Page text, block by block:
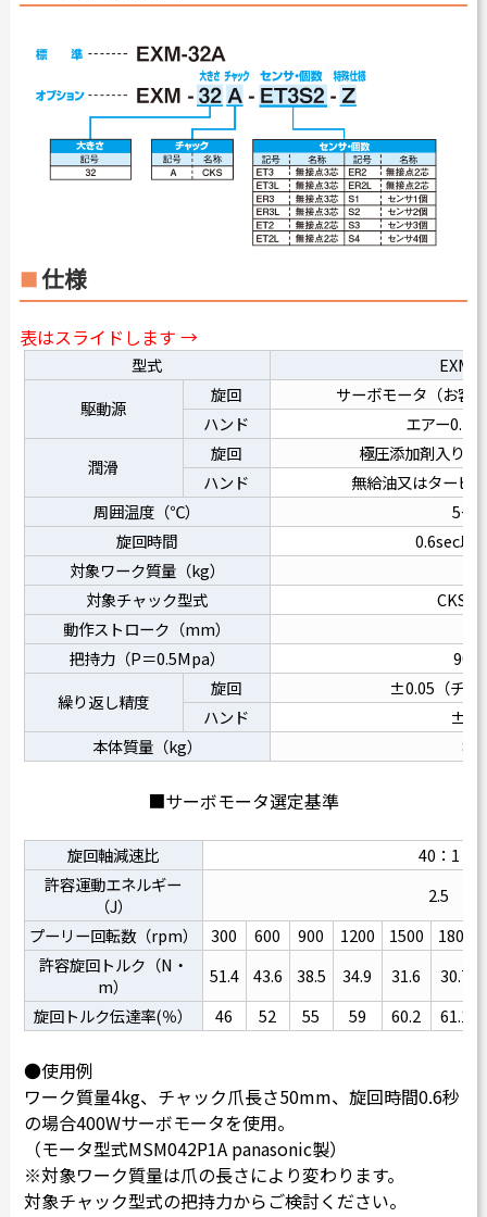
仕様
表はスライドします →
型式
EXM-
駆動源
旋回
サーボモータ（お客
ハンド
エアー0.2
潤滑
旋回
極圧添加剤入り潤
ハンド
無給油又はタービ
周囲温度（℃）
5～
旋回時間
0.6sec以
対象ワーク質量（kg）
対象チャック型式
CKS-
動作ストローク（mm）
把持力（P＝0.5Mpa）
繰り返し精度
旋回
±0.05（チャ
ハンド
本体質量（kg）
8.3
■サーボモータ選定基準
旋回軸減速比
40：1
許容運動エネルギー
（J）
2.5
プーリー回転数（rpm）
300 600 900 1200 1500 1800
許容旋回トルク（N・
m）
51.4 43.6 38.5 34.9 31.6
30.7
旋回トルク伝達率(％）
46 52 55 59 60.2 61.1
●使用例
ワーク質量4kg、チャック爪長さ50mm、旋回時間0.6秒
の場合400Wサーボモータを使用。
（モータ型式MSM042P1A panasonic製）
※対象ワーク質量は爪の長さにより変わります。
対象チャック型式の把持力からご検討ください。